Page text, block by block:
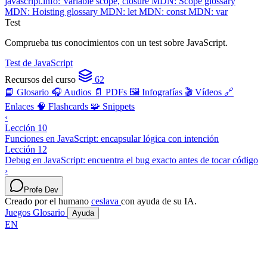
MDN: Hoisting glossary MDN: let MDN: const MDN: var
Test
Comprueba tus conocimientos con un test sobre JavaScript.
Test de JavaScript
Recursos del curso
62
📘 Glosario 🎧 Audios 📄 PDFs 🖼️ Infografías 🎬 Vídeos 🔗
Enlaces 🧠 Flashcards 🧩 Snippets
‹
Lección 10
Funciones en JavaScript: encapsular lógica con intención
Lección 12
Debug en JavaScript: encuentra el bug exacto antes de tocar código
›
Profe Dev
Creado por el humano ceslava con ayuda de su IA.
Juegos Glosario Ayuda
EN